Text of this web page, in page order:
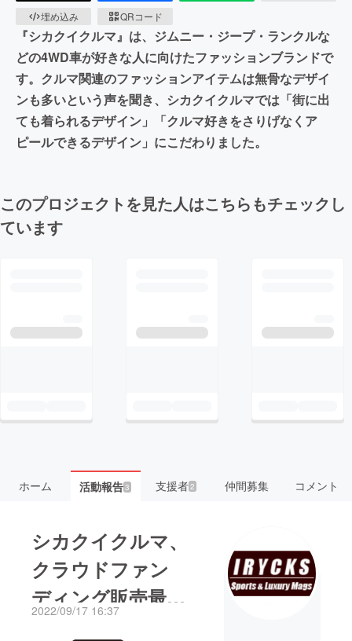
埋め込み
QRコード
『シカクイクルマ』は、ジムニー・ジープ・ランクルな
どの4WD車が好きな人に向けたファッションブランドで
す。クルマ関連のファッションアイテムは無骨なデザイ
ンも多いという声を聞き、シカクイクルマでは「街に出
ても着られるデザイン」「クルマ好きをさりげなくア
ピールできるデザイン」にこだわりました。
このプロジェクトを見た人はこちらもチェックし
ています
ホーム 活動報告3 支援者 2 仲間募集 コメント
シカクイクルマ、
クラウドファン
ディング販売最終
2022/09/17 16:37